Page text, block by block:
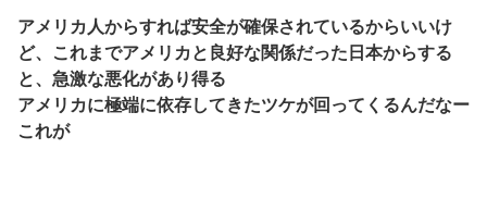
アメリカ人からすれば安全が確保されているからいいけ
ど、これまでアメリカと良好な関係だった日本からする
と、急激な悪化があり得る
アメリカに極端に依存してきたツケが回ってくるんだなー
これが